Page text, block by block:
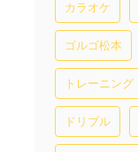
カラオケ
ゴルゴ松本
トレーニング
ドリブル